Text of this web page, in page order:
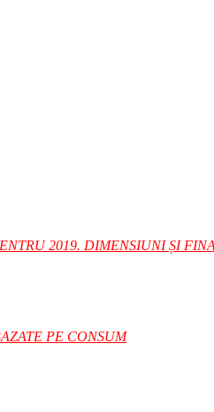
2019. DIMENSIUNI ȘI
PE CONSUM